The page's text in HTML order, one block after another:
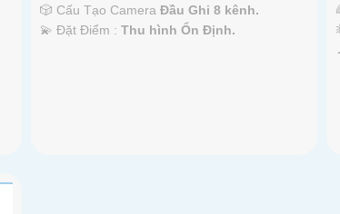
🎲 Cấu Tạo Camera Đầu Ghi 8 kênh.
️💫 Đặt Điểm : Thu hình Ổn Định.